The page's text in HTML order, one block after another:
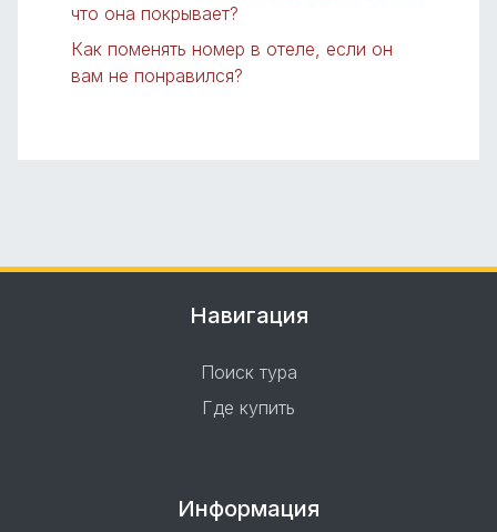
что она покрывает?
Как поменять номер в отеле, если он
вам не понравился?
Навигация
Поиск тура
Где купить
Информация